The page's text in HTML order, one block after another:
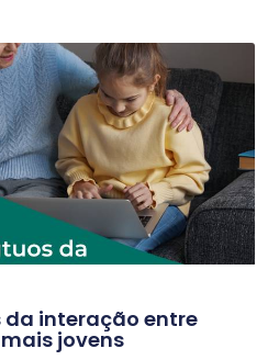
da interação entre
jovens